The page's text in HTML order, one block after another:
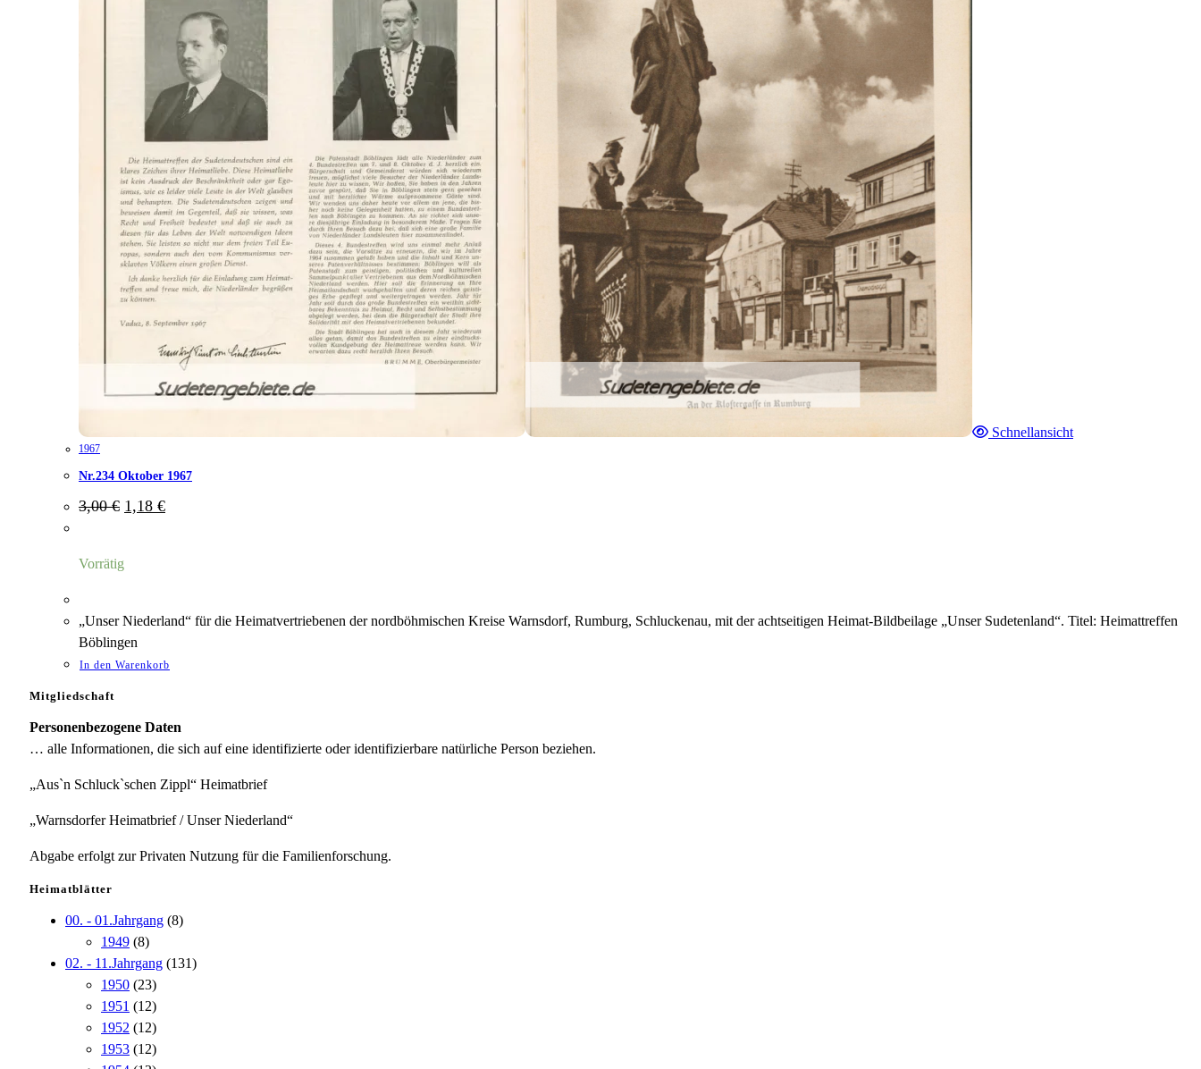
Schnellansicht
1967
Nr.234 Oktober 1967
3,00€ Ursprünglicher
Preis
1,18 €Aktueller
Preis
Vorrätig
„Unser Niederland“ für die Heimatvertriebenen der nordböhmischen Kreise Warnsdorf, Rumburg, Schluckenau, mit der achtseitigen Heimat-Bildbeilage „Unser Sudetenland“. Titel: Heimattreffen
Böblingen
In den Warenkorb
Mitgliedschaft
Personenbezogene Daten
… alle Informationen, die sich auf eine identifizierte oder identifizierbare natürliche Person beziehen.
„Aus`n Schluck`schen Zippl“ Heimatbrief
„Warnsdorfer Heimatbrief / Unser Niederland“
Abgabe erfolgt zur Privaten Nutzung für die Familienforschung.
Heimatblätter
00. - 01.Jahrgang (8)
1949 (8)
02. - 11.Jahrgang (131)
1950 (23)
1951 (12)
1952 (12)
1953 (12)